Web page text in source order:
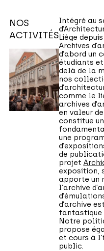
NOS
ACTIVITÉS
Intégré au
Liège
Archives
d’abord un
étudiants et
delà de la
nos
comme le
archives
en valeur
constitue
une
de
projet
exposition,
apporte un
l’archive
d’archive
fantastique
Notre
propose
et cours à
public.